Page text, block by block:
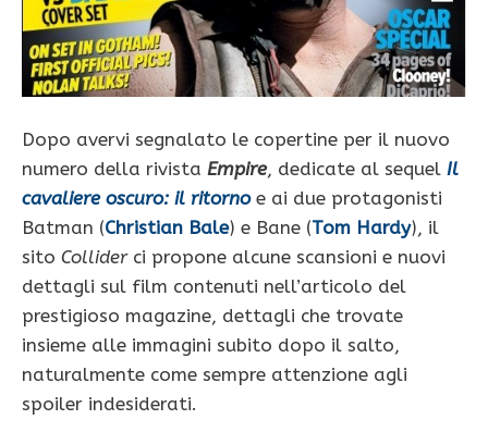
Dopo avervi segnalato le copertine per il nuovo
numero della rivista Empire, dedicate al sequel Il
cavaliere oscuro: il ritornoe ai due protagonisti
Batman (Christian Bale) e Bane (Tom Hardy), il
sito Colliderci propone alcune scansioni e nuovi
dettagli sul film contenuti nell’articolo del
prestigioso magazine, dettagli che trovate
insieme alle immagini subito dopo il salto,
naturalmente come sempre attenzione agli
spoiler indesiderati.